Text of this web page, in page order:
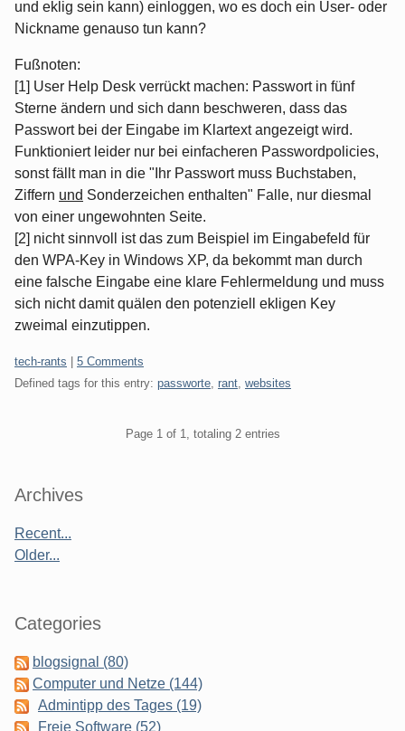
und eklig sein kann) einloggen, wo es doch ein User- oder
Nickname genauso tun kann?
Fußnoten:
[1] User Help Desk verrückt machen: Passwort in fünf
Sterne ändern und sich dann beschweren, dass das
Passwort bei der Eingabe im Klartext angezeigt wird.
Funktioniert leider nur bei einfacheren Passwordpolicies,
sonst fällt man in die "Ihr Passwort muss Buchstaben,
Ziffern und Sonderzeichen enthalten" Falle, nur diesmal
von einer ungewohnten Seite.
[2] nicht sinnvoll ist das zum Beispiel im Eingabefeld für
den WPA-Key in Windows XP, da bekommt man durch
eine falsche Eingabe eine klare Fehlermeldung und muss
sich nicht damit quälen den potenziell ekligen Key
zweimal einzutippen.
Categories:
tech-rants
5 Comments
Defined tags for this entry: passworte rant websites
Page 1 of 1, totaling 2 entries
Sidebar
Archives
Recent...
Older...
Categories
blogsignal (80)
Computer und Netze (144)
Admintipp des Tages (19)
Freie Software (52)